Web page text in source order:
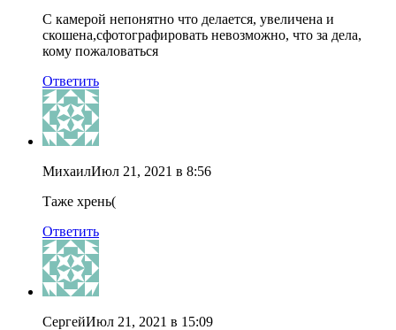
С камерой непонятно что делается, увеличена и
скошена,сфотографировать невозможно, что за дела,
кому пожаловаться
Ответить
МихаилИюл 21, 2021 в 8:56
Таже хрень(
Ответить
СергейИюл 21, 2021 в 15:09